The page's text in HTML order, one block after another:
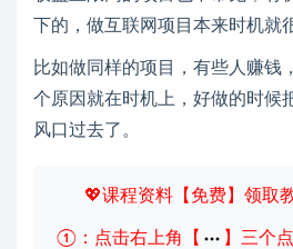
下的，做互联网项目本来时机就
比如做同样的项目，有些人赚钱
个原因就在时机上，好做的时候
风口过去了。
💖课程资料【免费】领取
①：点击右上角【 】三个点